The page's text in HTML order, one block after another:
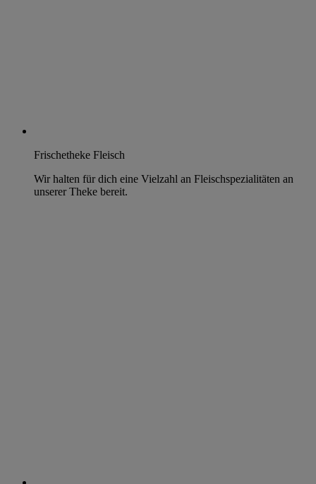
Frischetheke Fleisch
Wir halten für dich eine Vielzahl an Fleischspezialitäten an
unserer Theke bereit.